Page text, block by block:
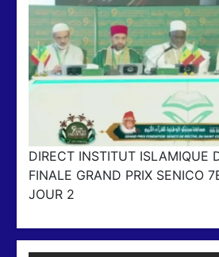
DIRECT INSTITUT ISLAMIQUE
FINALE GRAND PRIX SENICO
JOUR 2